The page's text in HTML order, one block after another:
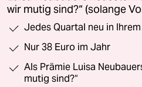
wir mutig sind?“ (solange
Jedes Quartal neu in
Nur 38 Euro im Jahr
Als Prämie Luisa
mutig sind?“